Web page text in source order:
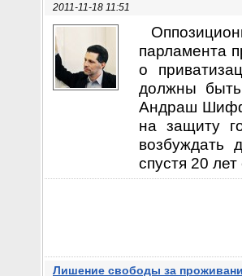
2011-11-18 11:51
парламента
о
должны быть
Андраш
на защиту
возбуждать
спустя 20
Лишение свободы за